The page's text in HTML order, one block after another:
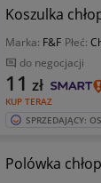
Koszulka
Marka: F&F Płeć:
do negocjacji
KUP TERAZ
11 zł
SPRZEDAJĄCY:
Polówka